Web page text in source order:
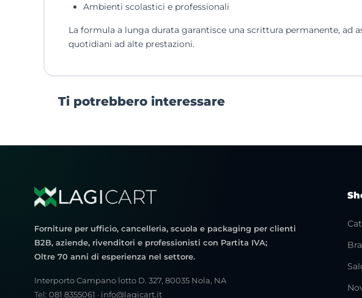
Ambienti scolastici e professionali
La formula a lunga durata garantisce una scrittura permanente, ad
quotidiani ad alte prestazioni.
Ti potrebbero interessare
Forniture per ufficio, cancelleria, scuola e packaging per clienti
B2B, aziende, rivenditori e professionisti con Partita IVA;
Oltre 70 anni di esperienza nel settore.
Interporto Campano lotto D. 327, 80035 Nola, NA
Tel: 081 8355061 · info@lagicart.it